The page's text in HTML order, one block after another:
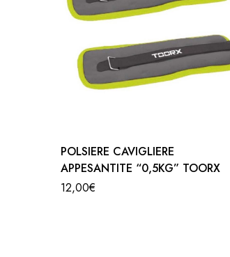
POLSIERE CAVIGLIERE
APPESANTITE “0,5KG” TOORX
12,00€